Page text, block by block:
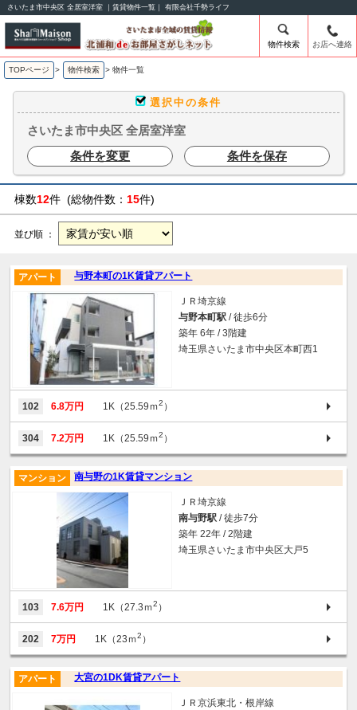
さいたま市中央区 全居室洋室 ｜賃貸物件一覧｜ 有限会社千勢ライフ
物件検索 お店へ連絡
TOPページ > 物件検索 > 物件一覧
選択中の条件
さいたま市中央区 全居室洋室
条件を変更
条件を保存
棟数12件 (総物件数： 15件)
並び順 ：
与野本町の1K賃貸アパート
アパート
ＪＲ埼京線
与野本町駅 / 徒歩6分
築年 6年 / 3階建
埼玉県さいたま市中央区本町西1
102 6.8万円 1K（25.59ｍ2 ）
304 7.2万円 1K（25.59ｍ2 ）
南与野の1K賃貸マンション
マンション
ＪＲ埼京線
南与野駅 / 徒歩7分
築年 22年 / 2階建
埼玉県さいたま市中央区大戸5
103 7.6万円 1K（27.3ｍ2 ）
202 7万円 1K（23ｍ2 ）
大宮の1DK賃貸アパート
アパート
ＪＲ京浜東北・根岸線